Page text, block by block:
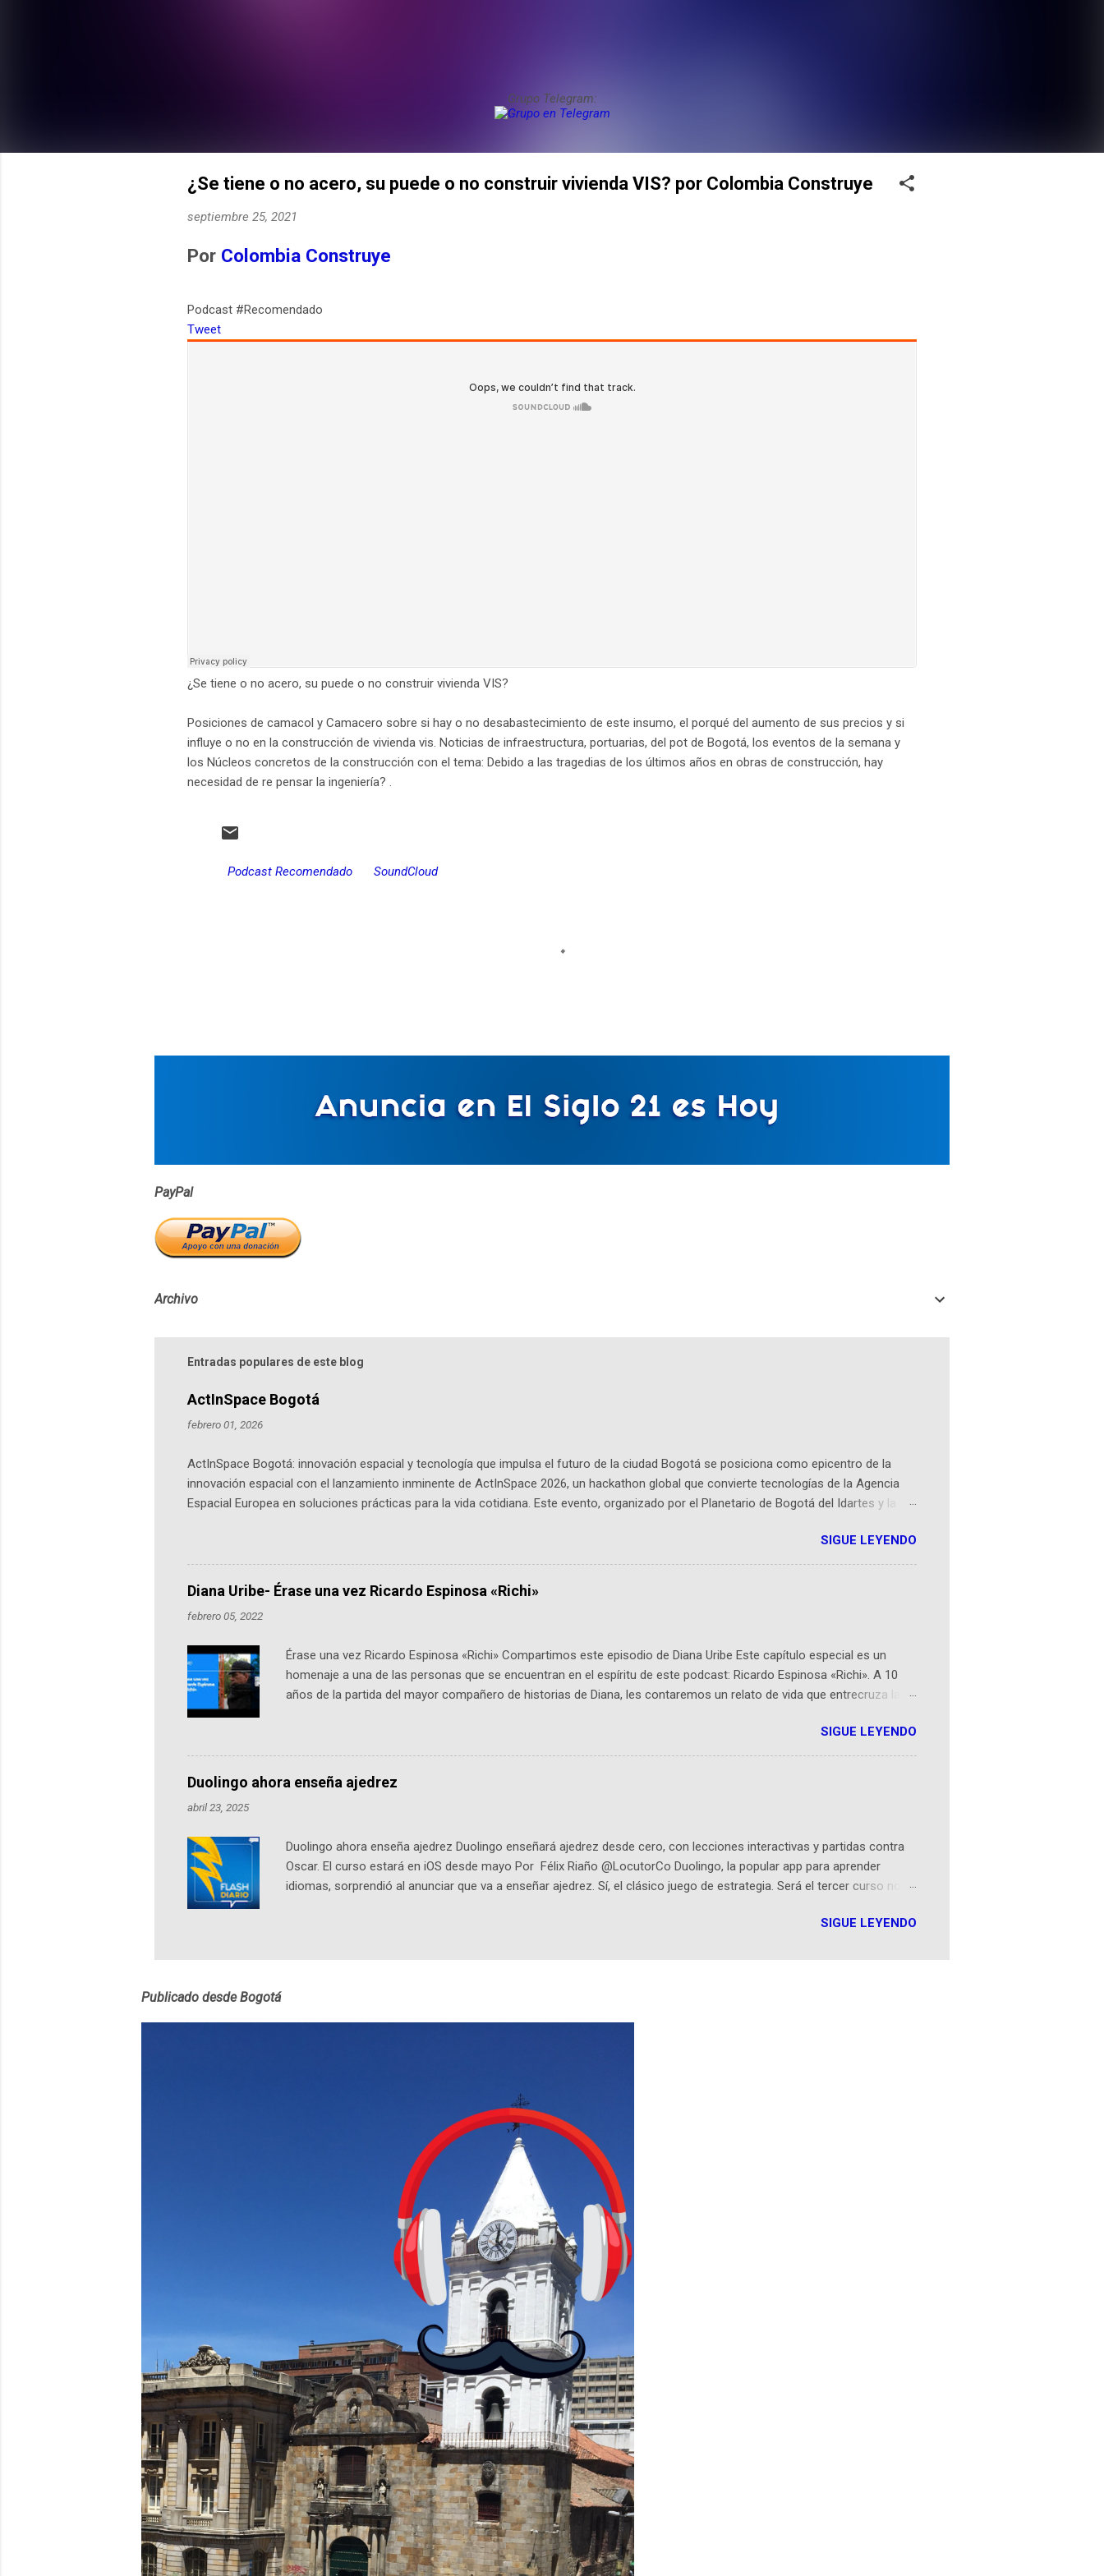
Grupo Telegram:
¿Se tiene o no acero, su puede o no construir vivienda VIS? por Colombia Construye
septiembre 25, 2021
Por Colombia Construye
Podcast #Recomendado
Tweet
¿Se tiene o no acero, su puede o no construir vivienda VIS?
Posiciones de camacol y Camacero sobre si hay o no desabastecimiento de este insumo, el porqué del aumento de sus precios y si
influye o no en la construcción de vivienda vis. Noticias de infraestructura, portuarias, del pot de Bogotá, los eventos de la semana y
los Núcleos concretos de la construcción con el tema: Debido a las tragedias de los últimos años en obras de construcción, hay
necesidad de re pensar la ingeniería? .
Podcast Recomendado SoundCloud
a
PayPal
Archivo
Entradas populares de este blog
ActInSpace Bogotá
febrero 01, 2026
ActInSpace Bogotá: innovación espacial y tecnología que impulsa el futuro de la ciudad Bogotá se posiciona como epicentro de la
innovación espacial con el lanzamiento inminente de ActInSpace 2026, un hackathon global que convierte tecnologías de la Agencia
Espacial Europea en soluciones prácticas para la vida cotidiana. Este evento, organizado por el Planetario de Bogotá del Idartes y la
emprendedores y estudiantes. Qué es ActInSpace y por qué importa en Bogotá ActInSpace es una competencia mundial que opera en
más de 60 ciudades, donde participantes tienen 24 horas para idear startups basadas en tecnologías espaciales como satélites y
datos orbitales. En Bogotá, arranca con un evento gratuito el 30 de enero a las 10:00 a. m. en el Planetario (calle 26B #5-93), in...
SIGUE LEYENDO
Diana Uribe- Érase una vez Ricardo Espinosa «Richi»
febrero 05, 2022
Érase una vez Ricardo Espinosa «Richi» Compartimos este episodio de Diana Uribe Este capítulo especial es un
homenaje a una de las personas que se encuentran en el espíritu de este podcast: Ricardo Espinosa «Richi». A 10
años de la partida del mayor compañero de historias de Diana, les contaremos un relato de vida que entrecruza la
podcast, de dónde viene "la fuerza poderosa", del relato viviente que encarna una joven librera de Barichara y de
nuestro protagonista: un personaje de gabán y sombrero que parecía sacado directamente de una novela de espías
Notas del episodio: -La colección Ricardo Espinosa: los cómics, las novelas y los libros reunidos por Richi hoy se
pueden consultar en la Biblioteca Luis Ángel Arango ¡Síguenos en nuestras Redes Sociales! Facebook:
SIGUE LEYENDO
Duolingo ahora enseña ajedrez
abril 23, 2025
Duolingo ahora enseña ajedrez Duolingo enseñará ajedrez desde cero, con lecciones interactivas y partidas contra
Oscar. El curso estará en iOS desde mayo Por Félix Riaño @LocutorCo Duolingo, la popular app para aprender
idiomas, sorprendió al anunciar que va a enseñar ajedrez. Sí, el clásico juego de estrategia. Será el tercer curso no
estará disponible primero en inglés. Los usuarios aprenderán desde lo más básico, como mover un alfil, hasta jugar
personajes simpáticos y ayudas visuales. ¿Será posible que una app que antes nos enseñó francés, ahora nos
SIGUE LEYENDO
Publicado desde Bogotá